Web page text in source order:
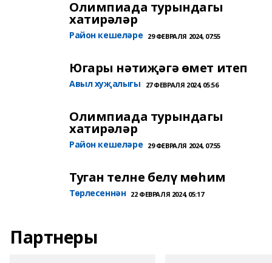
Олимпиада турындагы
хатирәләр
Район кешеләре 29 ФЕВРАЛЯ 2024, 07:55
Югары нәтиҗәгә өмет итеп
Авыл хуҗалыгы 27 ФЕВРАЛЯ 2024, 05:56
Олимпиада турындагы
хатирәләр
Район кешеләре 29 ФЕВРАЛЯ 2024, 07:55
Туган телне белү мөһим
Төрлесеннән 22 ФЕВРАЛЯ 2024, 05:17
Партнеры